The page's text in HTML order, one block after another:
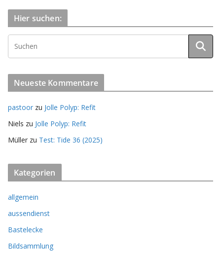
Hier suchen:
Neueste Kommentare
pastoor zu Jolle Polyp: Refit
Niels zu Jolle Polyp: Refit
Müller zu Test: Tide 36 (2025)
Kategorien
allgemein
aussendienst
Bastelecke
Bildsammlung